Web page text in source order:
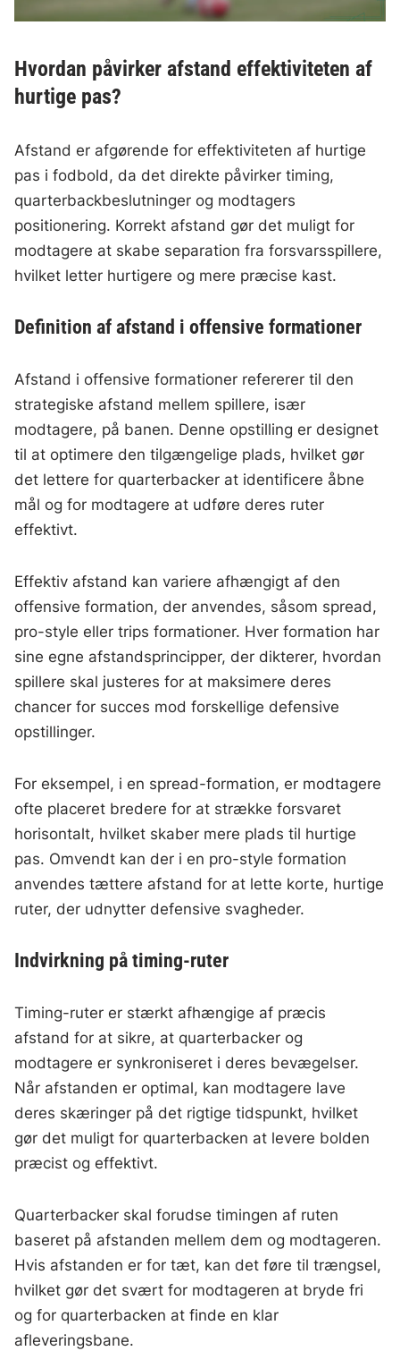
Hvordan påvirker afstand effektiviteten af
hurtige pas?
Afstand er afgørende for effektiviteten af hurtige
pas i fodbold, da det direkte påvirker timing,
quarterbackbeslutninger og modtagers
positionering. Korrekt afstand gør det muligt for
modtagere at skabe separation fra forsvarsspillere,
hvilket letter hurtigere og mere præcise kast.
Definition af afstand i offensive formationer
Afstand i offensive formationer refererer til den
strategiske afstand mellem spillere, især
modtagere, på banen. Denne opstilling er designet
til at optimere den tilgængelige plads, hvilket gør
det lettere for quarterbacker at identificere åbne
mål og for modtagere at udføre deres ruter
effektivt.
Effektiv afstand kan variere afhængigt af den
offensive formation, der anvendes, såsom spread,
pro-style eller trips formationer. Hver formation har
sine egne afstandsprincipper, der dikterer, hvordan
spillere skal justeres for at maksimere deres
chancer for succes mod forskellige defensive
opstillinger.
For eksempel, i en spread-formation, er modtagere
ofte placeret bredere for at strække forsvaret
horisontalt, hvilket skaber mere plads til hurtige
pas. Omvendt kan der i en pro-style formation
anvendes tættere afstand for at lette korte, hurtige
ruter, der udnytter defensive svagheder.
Indvirkning på timing-ruter
Timing-ruter er stærkt afhængige af præcis
afstand for at sikre, at quarterbacker og
modtagere er synkroniseret i deres bevægelser.
Når afstanden er optimal, kan modtagere lave
deres skæringer på det rigtige tidspunkt, hvilket
gør det muligt for quarterbacken at levere bolden
præcist og effektivt.
Quarterbacker skal forudse timingen af ruten
baseret på afstanden mellem dem og modtageren.
Hvis afstanden er for tæt, kan det føre til trængsel,
hvilket gør det svært for modtageren at bryde fri
og for quarterbacken at finde en klar
afleveringsbane.